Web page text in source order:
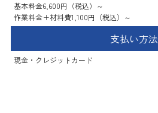
基本料金6,600円（税込）～
作業料金＋材料費1,100円（税込）～
支払い方法
現金・クレジットカード